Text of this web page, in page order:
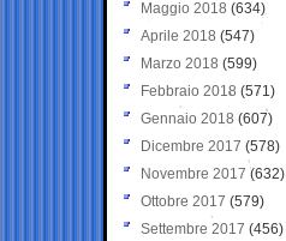
Maggio 2018 (634)
Aprile 2018 (547)
Marzo 2018 (599)
Febbraio 2018 (571)
Gennaio 2018 (607)
Dicembre 2017 (578)
Novembre 2017 (632)
Ottobre 2017 (579)
Settembre 2017 (456)